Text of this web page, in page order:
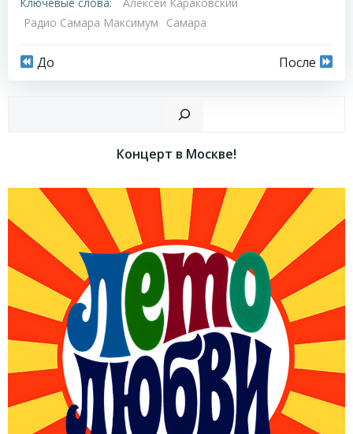
Радио Самара Максимум
Самара
Навигация
записям
До
Навигация
по
записям
После
Концерт в Москве!